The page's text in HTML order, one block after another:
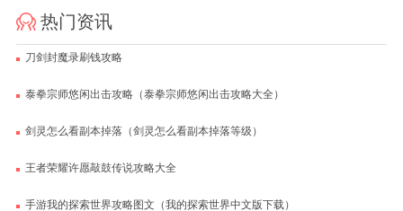
热门资讯
刀剑封魔录刷钱攻略
泰拳宗师悠闲出击攻略（泰拳宗师悠闲出击攻略大全）
剑灵怎么看副本掉落（剑灵怎么看副本掉落等级）
王者荣耀许愿敲鼓传说攻略大全
手游我的探索世界攻略图文（我的探索世界中文版下载）